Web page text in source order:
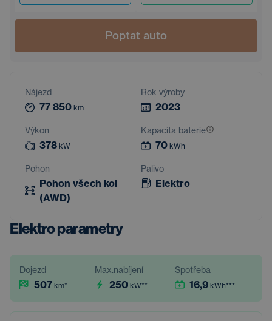
Poptat auto
Nájezd
77 850 km
Rok výroby
2023
Výkon
378 kW
Kapacita baterie
70 kWh
Pohon
Pohon všech kol
(AWD)
Palivo
Elektro
Elektro parametry
Dojezd
507 km*
Max.nabíjení
250 kW**
Spotřeba
16,9 kWh***